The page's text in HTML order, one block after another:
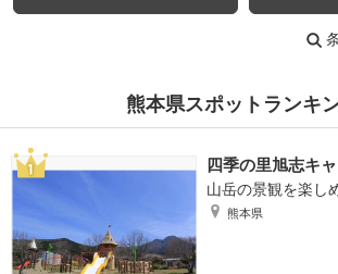
熊本県スポットランキ
四季の里旭志キ
山岳の景観を楽し
熊本県